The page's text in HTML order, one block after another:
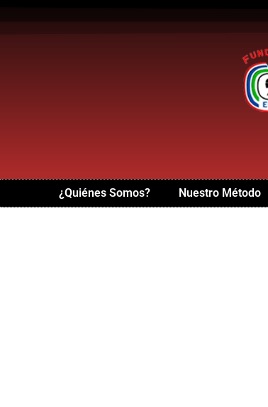
¿Quiénes Somos? Nuestro Método